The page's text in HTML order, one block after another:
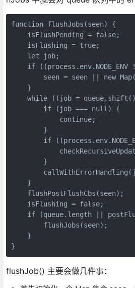
function flushJobs(seen) {
    isFlushPending = false;
    isFlushing = true;
    let job;
if ((process.env.NODE_ENV
seen = seen || new
    }
while ((job =
        if (job === null) {
            continue;
        }
if
        }
    }
    flushPostFlushCbs(seen);
    isFlushing = false;
if (queue.length ||
        flushJobs(seen);
    }
}
flushJob() 主要会做几件事：